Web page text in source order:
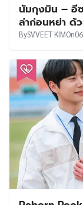
นัมกุงมิน – อี
ล่าก่อนหย่า ด้
BySVVEET KIMOn